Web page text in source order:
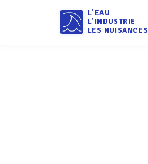
L'EAU
L'INDUSTRIE
LES NUISANCES